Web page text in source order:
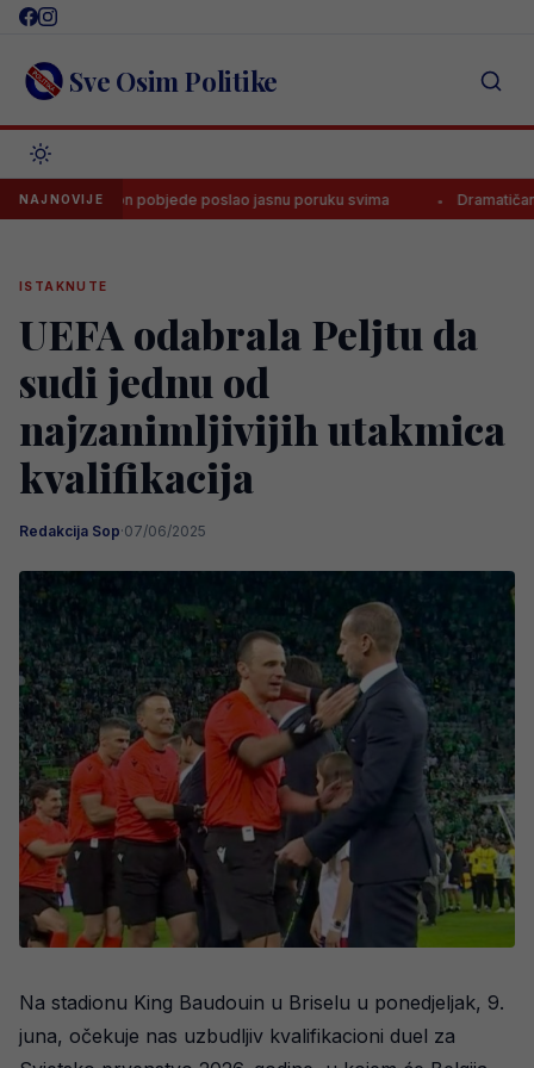
Skip
content Sve Osim Politike
NAJNOVIJE
pobjede poslao jasnu poruku svima Dramatičan početak
ISTAKNUTE
UEFA odabrala Peljtu da
sudi jednu od
najzanimljivijih utakmica
kvalifikacija
Redakcija Sop·07/06/2025
Na stadionu King Baudouin u Briselu u ponedjeljak, 9.
juna, očekuje nas uzbudljiv kvalifikacioni duel za